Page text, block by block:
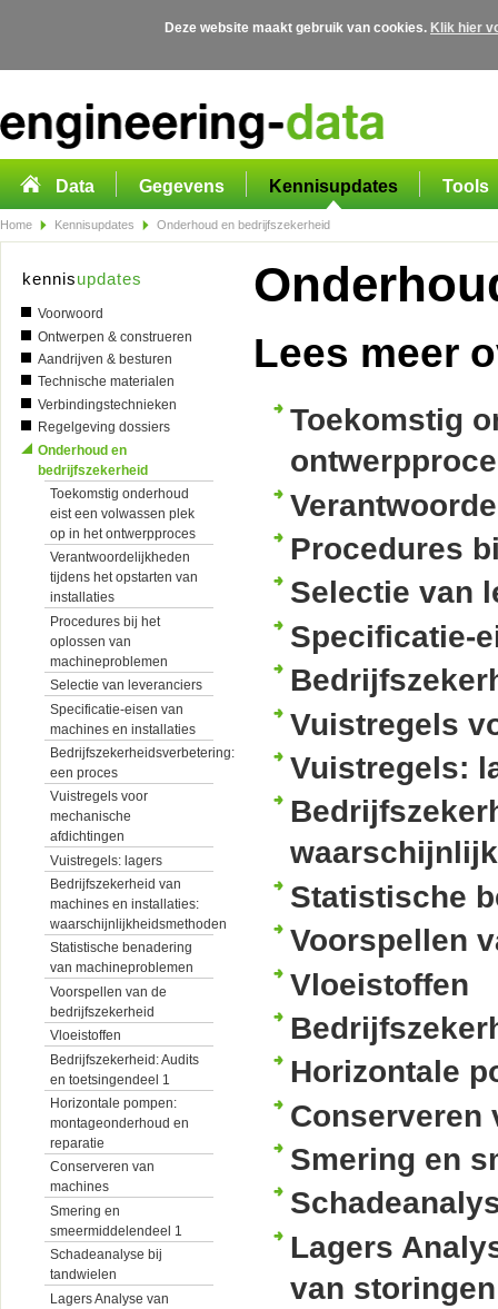
Deze website maakt gebruik van cookies. Klik hier
Data Gegevens Kennisupdates Tools
Home Kennisupdates Onderhoud en bedrijfszekerheid
kennisupdates
Voorwoord
Ontwerpen & construeren
Aandrijven & besturen
Technische materialen
Verbindingstechnieken
Regelgeving dossiers
Onderhoud en
bedrijfszekerheid
Toekomstig onderhoud
eist een volwassen plek
op in het ontwerpproces
Verantwoordelijkheden
tijdens het opstarten van
installaties
Procedures bij het
oplossen van
machineproblemen
Selectie van leveranciers
Specificatie-eisen van
machines en installaties
Bedrijfszekerheidsverbetering:
een proces
Vuistregels voor
mechanische
afdichtingen
Vuistregels: lagers
Bedrijfszekerheid van
machines en installaties:
waarschijnlijkheidsmethoden
Statistische benadering
van machineproblemen
Voorspellen van de
bedrijfszekerheid
Vloeistoffen
Bedrijfszekerheid: Audits
en toetsingendeel 1
Horizontale pompen:
montageonderhoud en
reparatie
Conserveren van
machines
Smering en
smeermiddelendeel 1
Schadeanalyse bij
tandwielen
Lagers Analyse van
Lees meer
Toekomstig
Procedures
Selectie van
Specificatie-
Vuistregels
Vuistregels:
Statistische
Voorspellen
Vloeistoffen
Horizontale
Conserveren
Smering en
Lagers
van